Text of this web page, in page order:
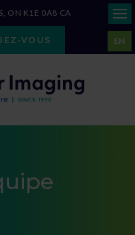
EN
ON K1E 0A8 CA
VOUS